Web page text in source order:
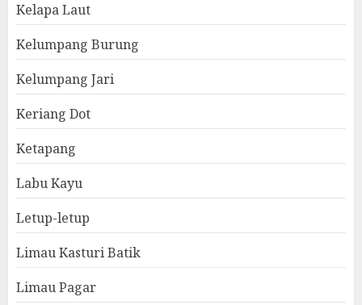
Kelapa Laut
Kelumpang Burung
Kelumpang Jari
Keriang Dot
Ketapang
Labu Kayu
Letup-letup
Limau Kasturi Batik
Limau Pagar